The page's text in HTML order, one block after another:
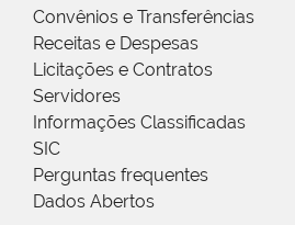
Convênios e Transferências
Receitas e Despesas
Licitações e Contratos
Servidores
Informações Classificadas
SIC
Perguntas frequentes
Dados Abertos